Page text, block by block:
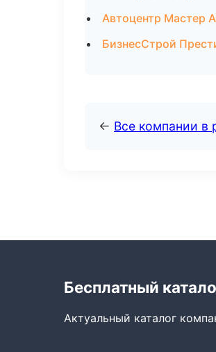
Автоцентр Мастер
БизнесСтрой
← Все компании в
Бесплатный
Актуальный каталог